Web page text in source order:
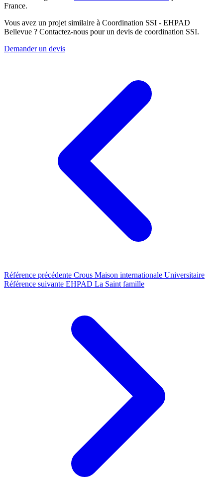
France.
Vous avez un projet similaire à Coordination SSI - EHPAD
Bellevue ? Contactez-nous pour un devis de coordination SSI.
Demander un devis
Référence précédente Crous Maison internationale Universitaire
Référence suivante EHPAD La Saint famille